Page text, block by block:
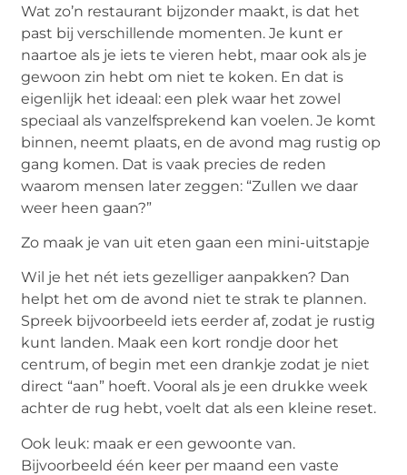
Wat zo’n restaurant bijzonder maakt, is dat het
past bij verschillende momenten. Je kunt er
naartoe als je iets te vieren hebt, maar ook als je
gewoon zin hebt om niet te koken. En dat is
eigenlijk het ideaal: een plek waar het zowel
speciaal als vanzelfsprekend kan voelen. Je komt
binnen, neemt plaats, en de avond mag rustig op
gang komen. Dat is vaak precies de reden
waarom mensen later zeggen: “Zullen we daar
weer heen gaan?”
Zo maak je van uit eten gaan een mini-uitstapje
Wil je het nét iets gezelliger aanpakken? Dan
helpt het om de avond niet te strak te plannen.
Spreek bijvoorbeeld iets eerder af, zodat je rustig
kunt landen. Maak een kort rondje door het
centrum, of begin met een drankje zodat je niet
direct “aan” hoeft. Vooral als je een drukke week
achter de rug hebt, voelt dat als een kleine reset.
Ook leuk: maak er een gewoonte van.
Bijvoorbeeld één keer per maand een vaste